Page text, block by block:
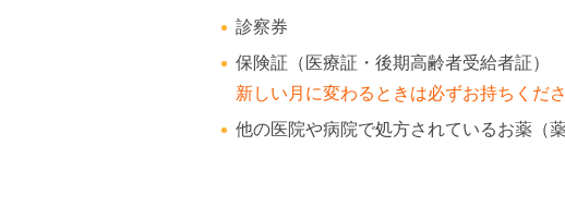
診察券
保険証（医療証・後期高齢者受給者証）
新しい月に変わるときは必ずお持ちくだ
他の医院や病院で処方されているお薬（